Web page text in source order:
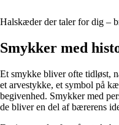
Halskæder der taler for dig –
Smykker med
Et smykke bliver ofte tidløst,
et arvestykke, et symbol på
begivenhed. Smykker med
de bliver en del af bærerens